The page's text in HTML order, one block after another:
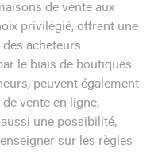
de vente aux
privilégié, offrant une
acheteurs
le biais de boutiques
peuvent également
vente en ligne,
une possibilité,
sur les règles